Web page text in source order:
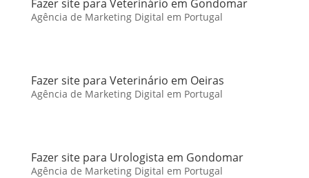
Fazer site para Veterinário em Gondomar
Agência de Marketing Digital em Portugal
Fazer site para Veterinário em Oeiras
Agência de Marketing Digital em Portugal
Fazer site para Urologista em Gondomar
Agência de Marketing Digital em Portugal